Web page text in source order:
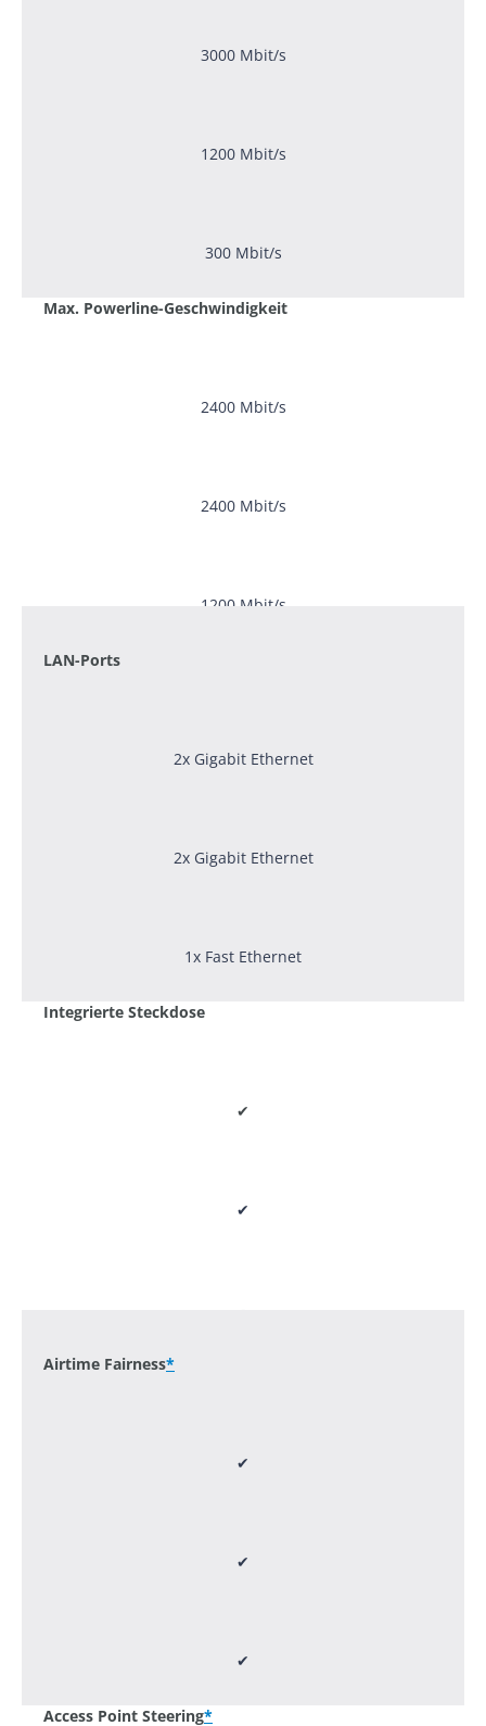
3000 Mbit/s
1200 Mbit/s
300 Mbit/s
Max. Powerline-Geschwindigkeit
2400 Mbit/s
2400 Mbit/s
1200 Mbit/s
LAN-Ports
2x Gigabit Ethernet
2x Gigabit Ethernet
1x Fast Ethernet
Integrierte Steckdose
✔
✔
Airtime Fairness*
✔
✔
✔
Access Point Steering*